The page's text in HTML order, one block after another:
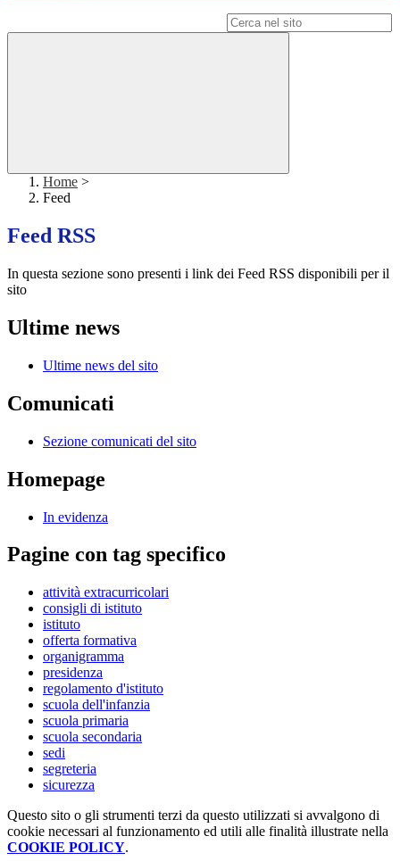
Home >
Feed
Feed RSS
In questa sezione sono presenti i link dei Feed RSS disponibili per il
sito
Ultime news
Ultime news del sito
Comunicati
Sezione comunicati del sito
Homepage
In evidenza
Pagine con tag specifico
attività extracurricolari
consigli di istituto
istituto
offerta formativa
organigramma
presidenza
regolamento d'istituto
scuola dell'infanzia
scuola primaria
scuola secondaria
sedi
segreteria
sicurezza
Questo sito o gli strumenti terzi da questo utilizzati si avvalgono di
cookie necessari al funzionamento ed utili alle finalità illustrate nella
COOKIE POLICY.